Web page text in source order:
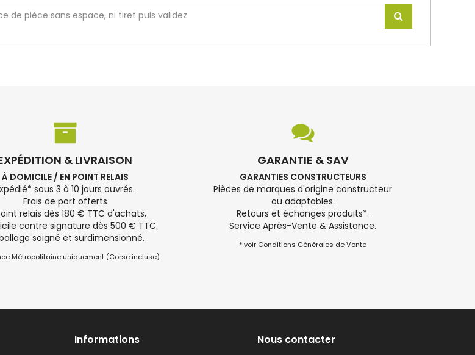
& LIVRAISON
À DOMICILE / EN POINT RELAIS
sous 3 à 10 jours ouvrés.
Frais de port offerts
relais dès 180 € TTC d'achats,
contre signature dès 500 € TTC.
soigné et surdimensionné.
Métropolitaine uniquement (Corse incluse)
GARANTIE & SAV
GARANTIES CONSTRUCTEURS
Pièces de marques d'origine constructeur
ou adaptables.
Retours et échanges produits*.
Service Après-Vente & Assistance.
* voir Conditions Générales de Vente
Informations Nous contacter